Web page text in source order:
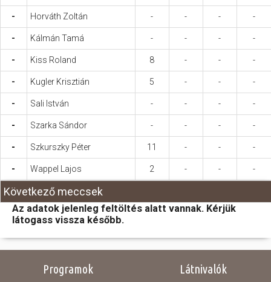
- Horváth Zoltán - - - -
- Kálmán Tamá - - - -
- Kiss Roland 8 - - -
- Kugler Krisztián 5 - - -
- Sali István - - - -
- Szarka Sándor - - - -
- Szkurszky Péter 11 - - -
- Wappel Lajos 2 - - -
Következő meccsek
Az adatok jelenleg feltöltés alatt vannak. Kérjük
látogass vissza később.
Programok Látnivalók